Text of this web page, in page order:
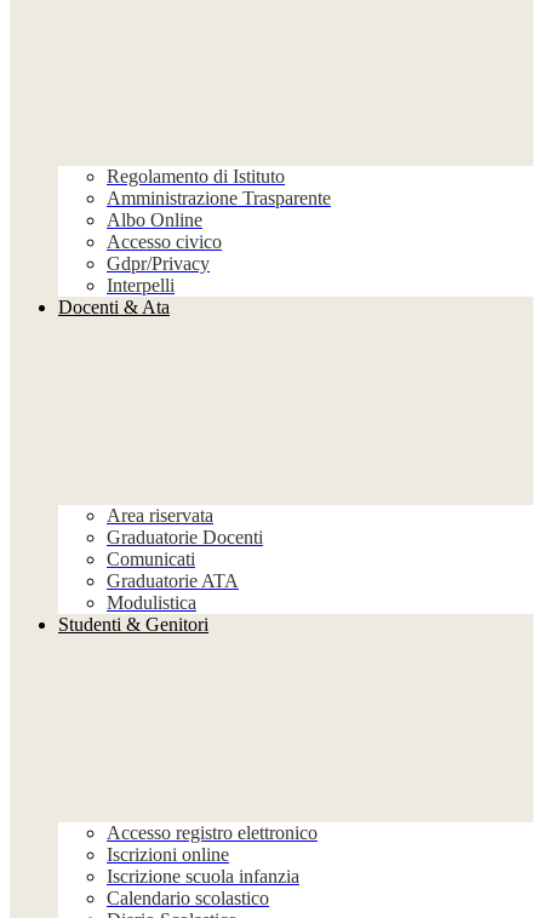
Regolamento di Istituto
Amministrazione Trasparente
Albo Online
Accesso civico
Gdpr/Privacy
Interpelli
Docenti & Ata
Area riservata
Graduatorie Docenti
Comunicati
Graduatorie ATA
Modulistica
Studenti & Genitori
Accesso registro elettronico
Iscrizioni online
Iscrizione scuola infanzia
Calendario scolastico